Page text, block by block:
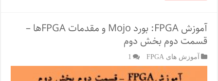
آموزش FPGA: بورد Mojo و مقدمات FPGA‌ها –
قسمت دوم بخش دوم
آموزش های FPGA 1